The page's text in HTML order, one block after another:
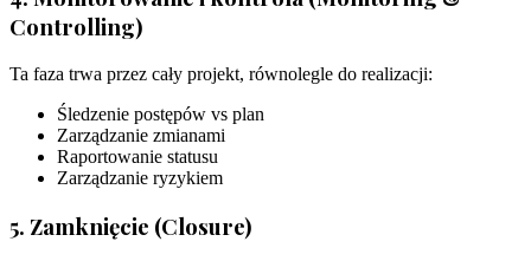
Controlling)
Ta faza trwa przez cały projekt, równolegle do realizacji:
Śledzenie postępów vs plan
Zarządzanie zmianami
Raportowanie statusu
Zarządzanie ryzykiem
5. Zamknięcie (Closure)